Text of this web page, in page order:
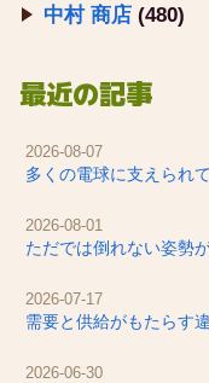
中村 商店 (480)
最近の記事
2026-08-07
多くの電球に支えられ
2026-08-01
ただでは倒れない姿勢が
2026-07-17
需要と供給がもたらす違
2026-06-30